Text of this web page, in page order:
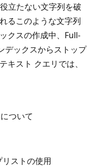
立たない文字列を破
るこのような文字列
クスの作成中、Full-
デックスからストップ
キスト クエリでは、
ついて
ストの使用